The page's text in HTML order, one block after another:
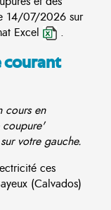
14/07/2026 sur
Excel .
courant
cours en
coupure'
votre gauche.
ces
(Calvados)